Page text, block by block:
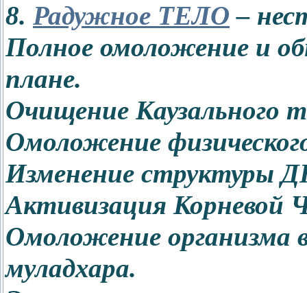
8. Радужное ТЕЛО –
Полное омоложение и
плане.
Очищение Каузального
Омоложение
Изменение структуры
Активизация Корневой
Омоложение организма
муладхара.